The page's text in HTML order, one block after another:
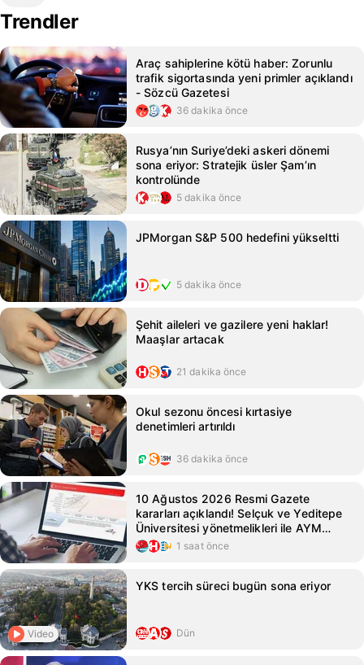
Trendler
Araç sahiplerine kötü haber: Zorunlu
trafik sigortasında yeni primler açıklandı
- Sözcü Gazetesi
36 dakika önce
Rusya’nın Suriye’deki askeri dönemi
sona eriyor: Stratejik üsler Şam’ın
kontrolünde
5 dakika önce
JPMorgan S&P 500 hedefini yükseltti
5 dakika önce
Şehit aileleri ve gazilere yeni haklar!
Maaşlar artacak
21 dakika önce
Okul sezonu öncesi kırtasiye
denetimleri artırıldı
36 dakika önce
10 Ağustos 2026 Resmi Gazete
kararları açıklandı! Selçuk ve Yeditepe
Üniversitesi yönetmelikleri ile AYM
kararları Resmi Gazete'de!
1 saat önce
Video
YKS tercih süreci bugün sona eriyor
Dün